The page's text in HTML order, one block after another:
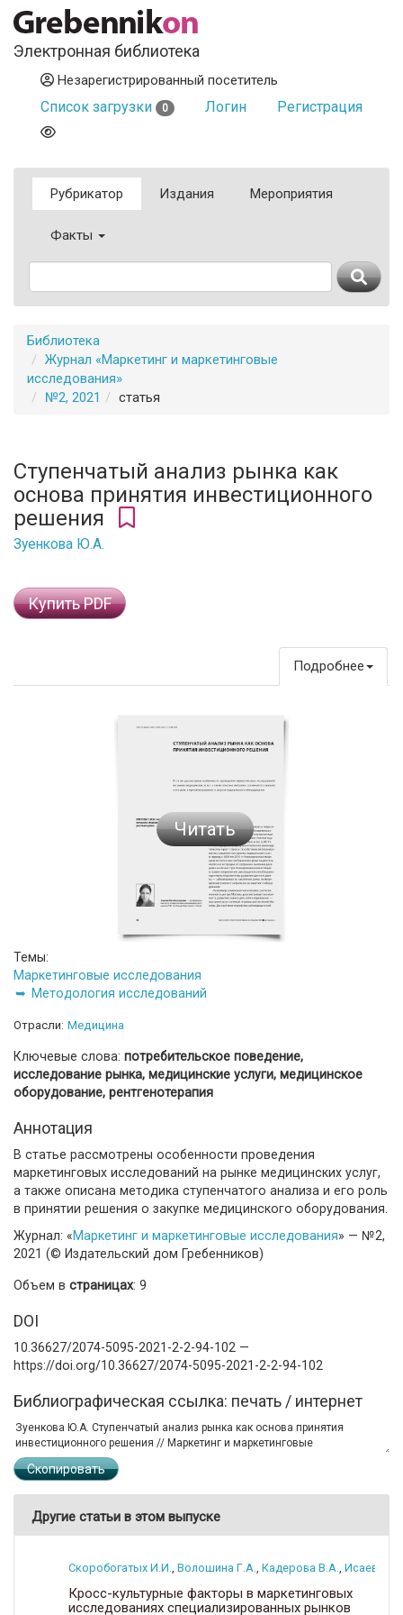
Электронная библиотека
Незарегистрированный посетитель
Список загрузки 0 Логин Регистрация
Рубрикатор Издания Мероприятия
Факты
Библиотека
Журнал «Маркетинг и маркетинговые
исследования»
№2, 2021
статья
Ступенчатый анализ рынка как
основа принятия инвестиционного
решения
Зуенкова Ю.А.
Купить PDF
Подробнее
Читать
Темы:
Маркетинговые исследования
Методология исследований
Отрасли: Медицина
Ключевые слова: потребительское поведение,
исследование рынка, медицинские услуги, медицинское
оборудование, рентгенотерапия
Аннотация
В статье рассмотрены особенности проведения
маркетинговых исследований на рынке медицинских услуг,
а также описана методика ступенчатого анализа и его роль
в принятии решения о закупке медицинского оборудования.
Журнал: «Маркетинг и маркетинговые исследования» — №2,
2021 (© Издательский дом Гребенников)
Объем в страницах: 9
DOI
10.36627/2074-5095-2021-2-2-94-102 —
https://doi.org/10.36627/2074-5095-2021-2-2-94-102
Библиографическая ссылка: печать / интернет
Скопировать
Другие статьи в этом выпуске
Скоробогатых И.И. Волошина Г.А. Кадерова В.А. Исаев А.А.
Кросс-культурные факторы в маркетинговых
исследованиях специализированных рынков